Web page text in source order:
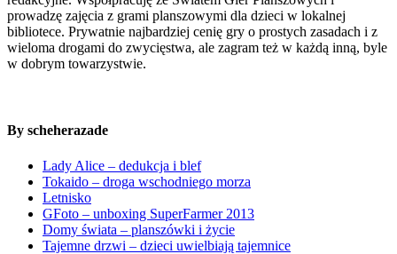
prowadzę zajęcia z grami planszowymi dla dzieci w lokalnej
bibliotece. Prywatnie najbardziej cenię gry o prostych zasadach i z
wieloma drogami do zwycięstwa, ale zagram też w każdą inną, byle
w dobrym towarzystwie.
By scheherazade
Lady Alice – dedukcja i blef
Tokaido – droga wschodniego morza
Letnisko
GFoto – unboxing SuperFarmer 2013
Domy świata – planszówki i życie
Tajemne drzwi – dzieci uwielbiają tajemnice